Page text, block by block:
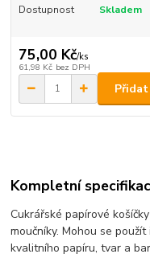
Dostupnost Skladem
75,00 Kč/ks
61,98 Kč bez DPH
Kompletní
Cukrářské papírové
moučníky. Mohou se
kvalitního papíru, tvar a